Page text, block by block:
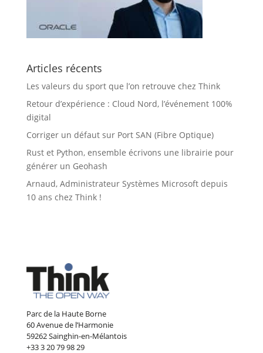
Articles récents
Les valeurs du sport que l’on retrouve chez Think
Retour d’expérience : Cloud Nord, l’événement 100%
digital
Corriger un défaut sur Port SAN (Fibre Optique)
Rust et Python, ensemble écrivons une librairie pour
générer un Geohash
Arnaud, Administrateur Systèmes Microsoft depuis
10 ans chez Think !
Parc de la Haute Borne
60 Avenue de l’Harmonie
59262 Sainghin-en-Mélantois
+33 3 20 79 98 29